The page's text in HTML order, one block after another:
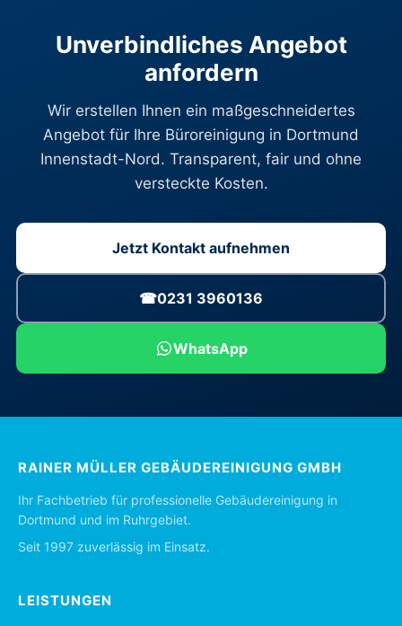
Unverbindliches Angebot
anfordern
Wir erstellen Ihnen ein maßgeschneidertes
Angebot für Ihre Büroreinigung in Dortmund
Innenstadt-Nord. Transparent, fair und ohne
versteckte Kosten.
Jetzt Kontakt aufnehmen
☎0231 3960136
WhatsApp
RAINER MÜLLER GEBÄUDEREINIGUNG GMBH
Ihr Fachbetrieb für professionelle Gebäudereinigung in
Dortmund und im Ruhrgebiet.
Seit 1997 zuverlässig im Einsatz.
LEISTUNGEN